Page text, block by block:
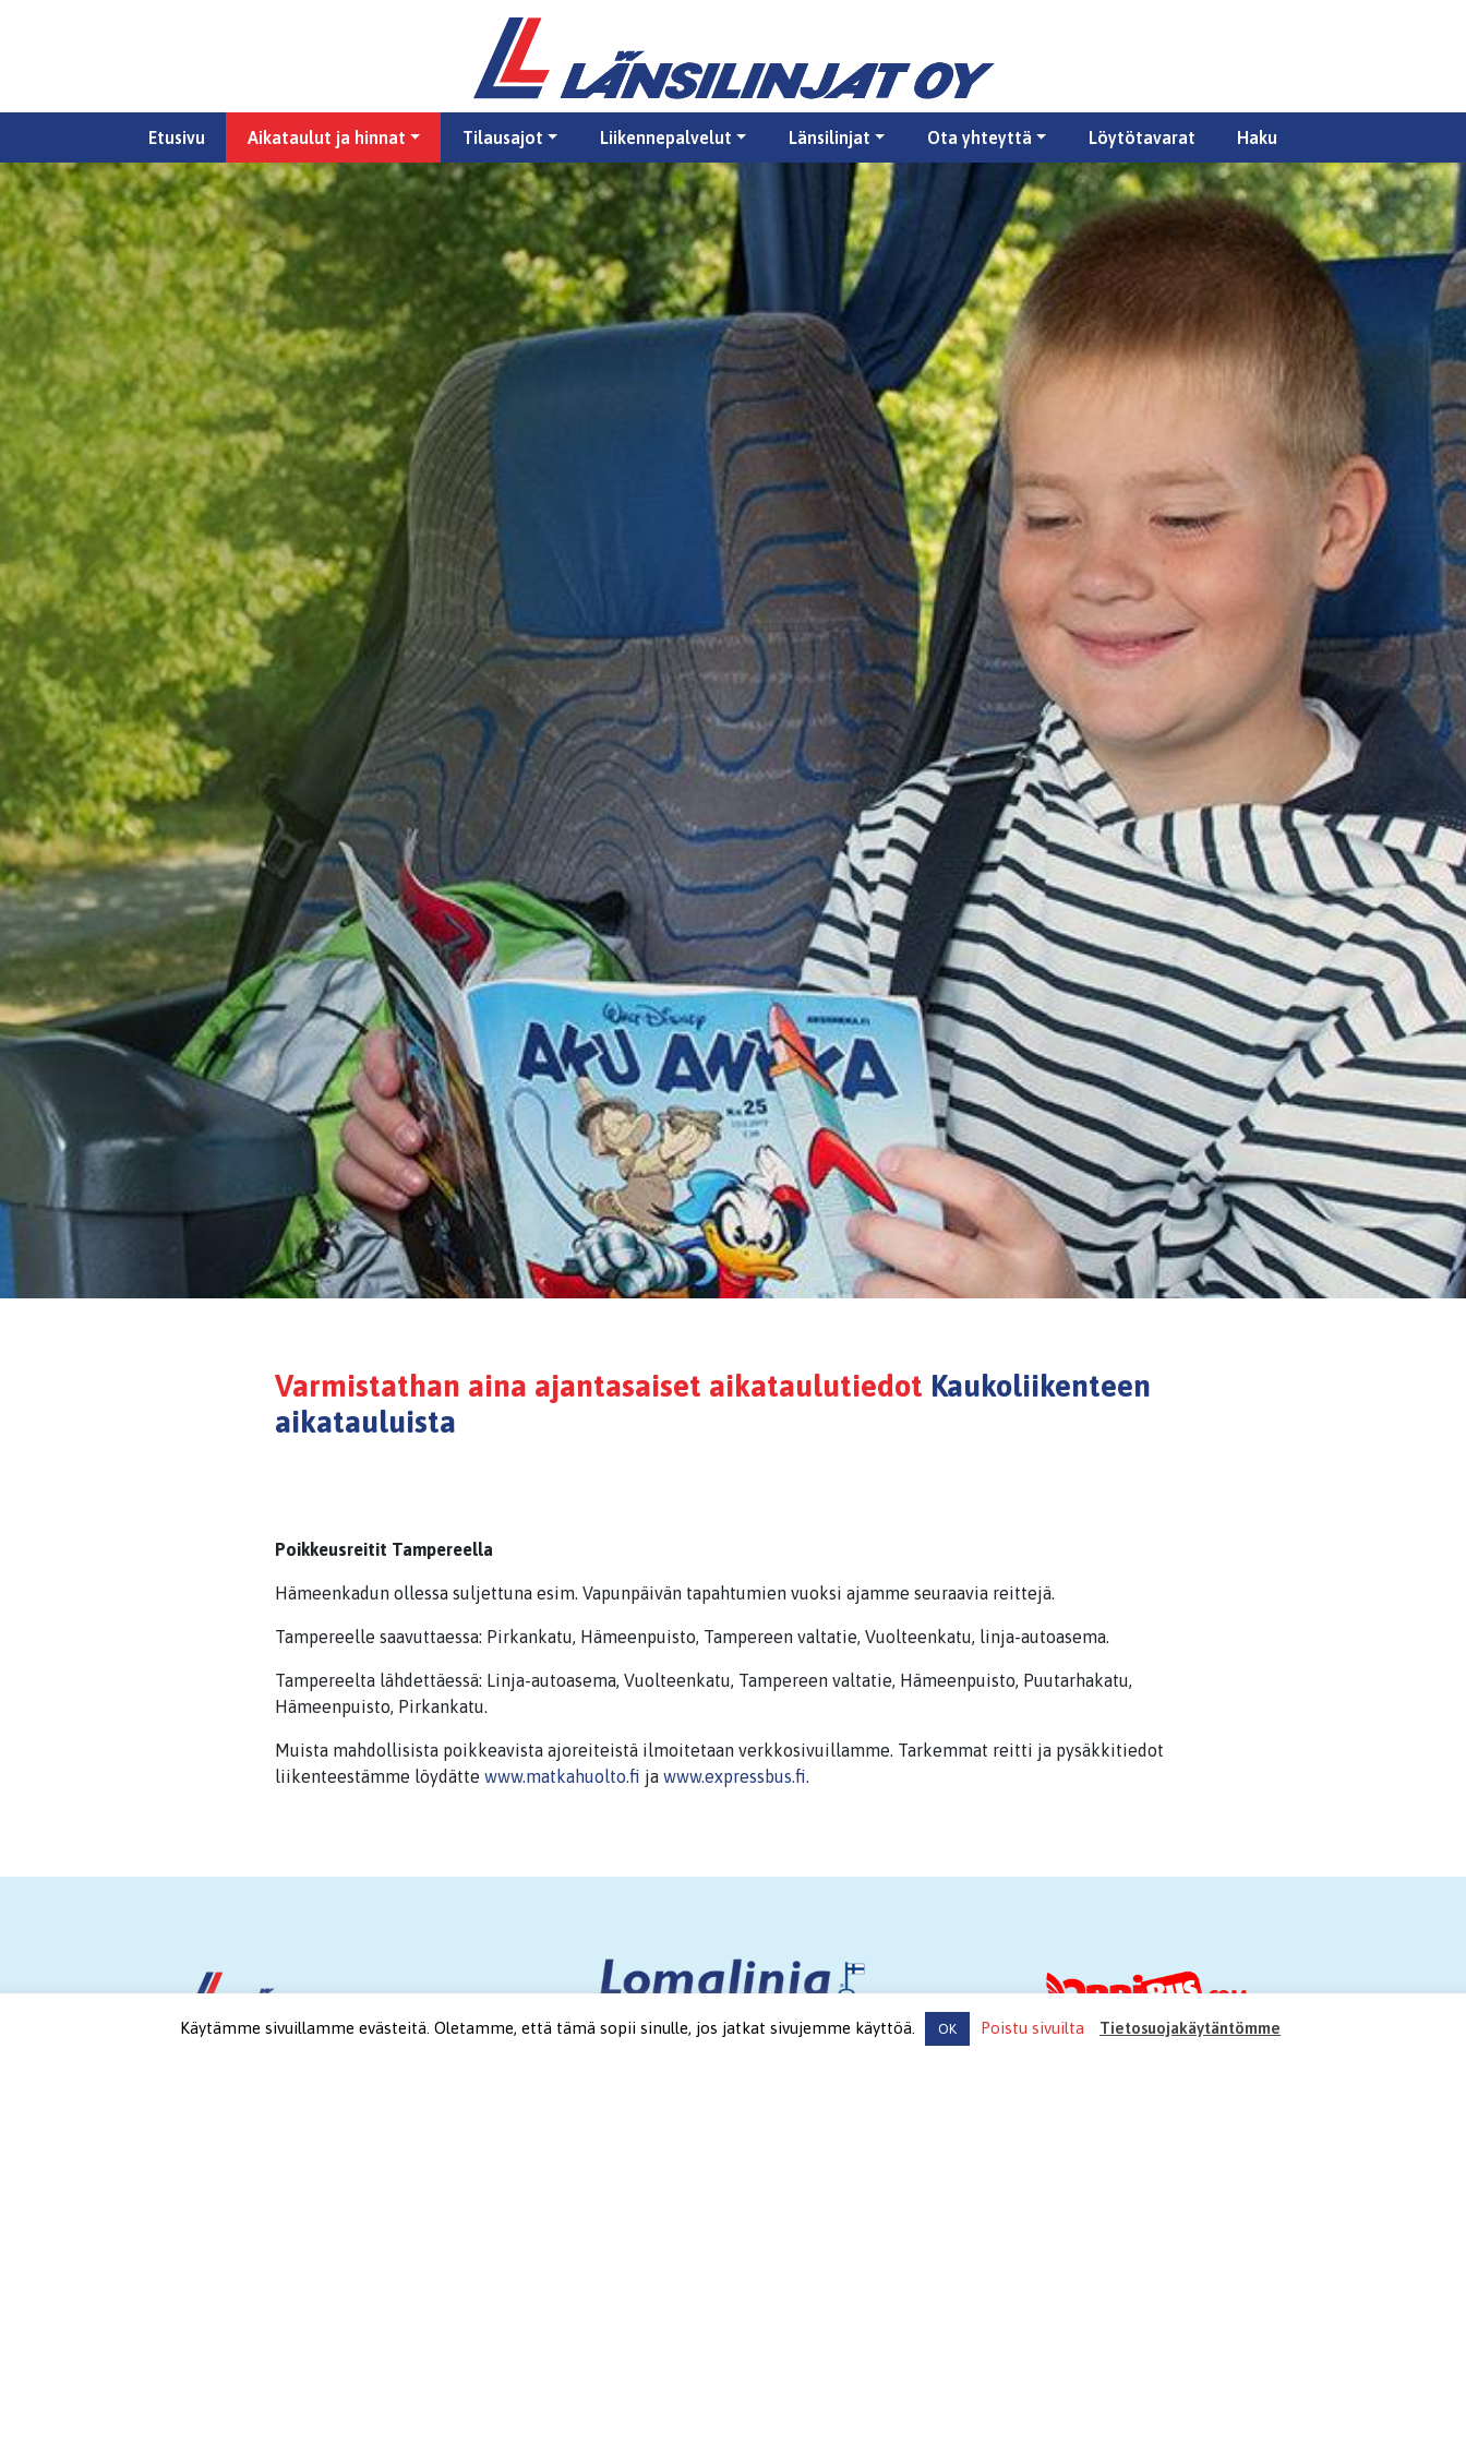
Etusivu Aikataulut ja hinnat Tilausajot Liikennepalvelut Länsilinjat Ota yhteyttä Löytötavarat Haku
Varmistathan aina ajantasaiset aikataulutiedot Kaukoliikenteen
aikatauluista
Poikkeusreitit Tampereella
Hämeenkadun ollessa suljettuna esim. Vapunpäivän tapahtumien vuoksi ajamme seuraavia reittejä.
Tampereelle saavuttaessa: Pirkankatu, Hämeenpuisto, Tampereen valtatie, Vuolteenkatu, linja-autoasema.
Tampereelta lähdettäessä: Linja-autoasema, Vuolteenkatu, Tampereen valtatie, Hämeenpuisto, Puutarhakatu,
Hämeenpuisto, Pirkankatu.
Muista mahdollisista poikkeavista ajoreiteistä ilmoitetaan verkkosivuillamme. Tarkemmat reitti ja pysäkkitiedot
liikenteestämme löydätte www.matkahuolto.fi ja www.expressbus.fi.
Käytämme sivuillamme evästeitä. Oletamme, että tämä sopii sinulle, jos jatkat sivujemme käyttöä. OK Poistu sivuilta Tietosuojakäytäntömme